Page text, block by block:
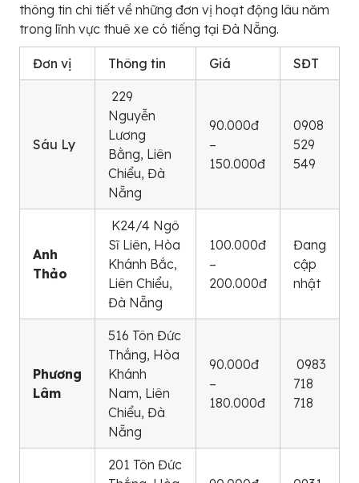
thông tin chi tiết về những đơn vị hoạt động lâu năm
trong lĩnh vực thuê xe có tiếng tại Đà Nẵng.
Đơn vị Thông tin Giá SĐT
Sáu Ly
229
Nguyễn
Lương
Bằng, Liên
Chiểu, Đà
Nẵng
90.000đ
–
150.000đ
0908
529
549
Anh
Thảo
K24/4 Ngô
Sĩ Liên, Hòa
Khánh Bắc,
Liên Chiểu,
Đà Nẵng
100.000đ
–
200.000đ
Đang
cập
nhật
Phương
Lâm
516 Tôn Đức
Thắng, Hòa
Khánh
Nam, Liên
Chiểu, Đà
Nẵng
90.000đ
–
180.000đ
0983
718
718
201 Tôn Đức